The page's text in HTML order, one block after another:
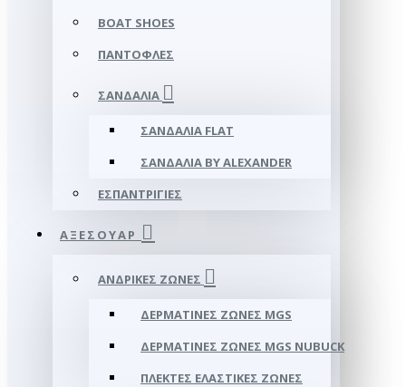
BOAT SHOES
ΠΑΝΤΌΦΛΕΣ
ΣΑΝΔΆΛΙΑ
ΣΑΝΔΆΛΙΑ FLAT
ΣΑΝΔΆΛΙΑ BY ALEXANDER
ΕΣΠΑΝΤΡΊΓΙΕΣ
ΑΞΕΣΟΥΑΡ
ΑΝΔΡΙΚΈΣ ΖΏΝΕΣ
ΔΕΡΜΆΤΙΝΕΣ ΖΏΝΕΣ MGS
ΔΕΡΜΆΤΙΝΕΣ ΖΏΝΕΣ MGS NUBUCK
ΠΛΕΚΤΈΣ ΕΛΑΣΤΙΚΈΣ ΖΏΝΕΣ